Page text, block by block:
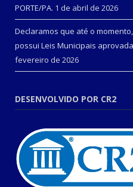
PORTE/PA. 1 de abril de 2026
Declaramos que até o
possui Leis Municipais
fevereiro de 2026
DESENVOLVIDO POR CR2